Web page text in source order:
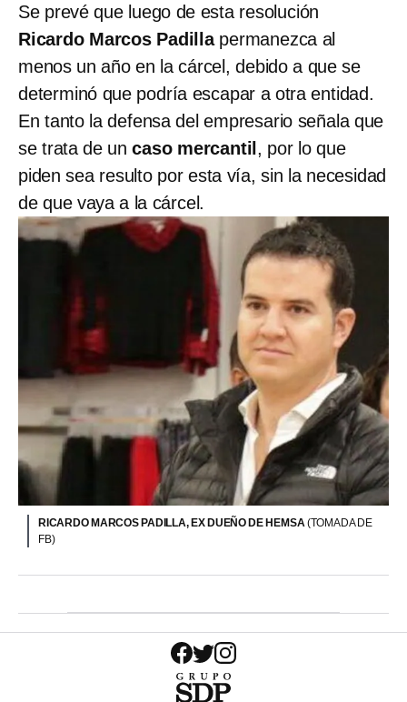
Se prevé que luego de esta resolución
Ricardo Marcos Padillapermanezca al
menos un año en la cárcel, debido a que se
determinó que podría escapar a otra entidad.
En tanto la defensa del empresario señala que
se trata de uncaso mercantil, por lo que
piden sea resulto por esta vía, sin la necesidad
de que vaya a la cárcel.
RICARDO MARCOS PADILLA, EX DUEÑO DE HEMSA (TOMADA DE
FB)